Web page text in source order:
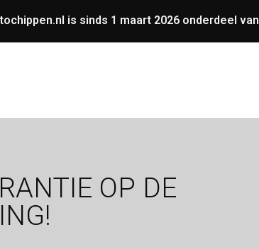
is sinds 1 maart 2026 onderdeel van
OP DE